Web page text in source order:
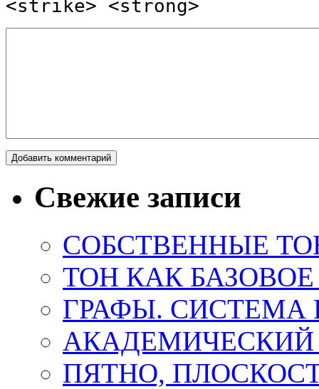
<strike> <strong>
Свежие записи
СОБСТВЕННЫЕ
ТОН КАК
ГРАФЫ. СИСТЕМА
ПЯТНО,